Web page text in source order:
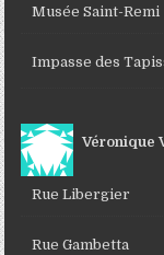
Musée Saint-Remi
Impasse des
Véronique
Rue Libergier
Rue Gambetta